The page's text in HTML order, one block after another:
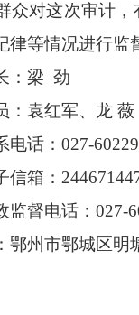
众对这次审计
律等情况进行监
：梁 劲
：袁红军、龙 薇
电话： 027-
信箱：
监督电话： 027-
鄂州市鄂城区明